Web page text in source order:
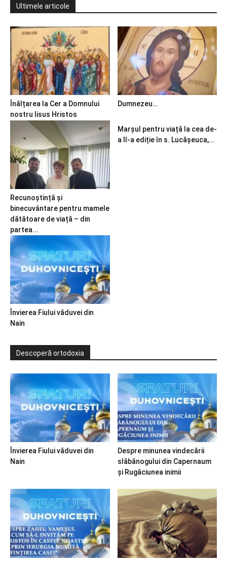
Ultimele articole
Înălțarea la Cer a Domnului
nostru Iisus Hristos
Dumnezeu…
Recunoștință și
binecuvântare pentru mamele
dătătoare de viață – din
partea...
Marșul pentru viață la cea de-
a II-a ediție în s. Lucășeuca,...
Învierea Fiului văduvei din
Nain
Descoperă ortodoxia
Învierea Fiului văduvei din
Nain
Despre minunea vindecării
slăbănogului din Capernaum
și Rugăciunea inimii